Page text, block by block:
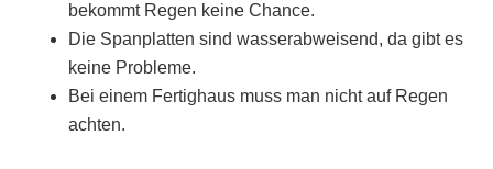
bekommt Regen keine Chance.
Die Spanplatten sind wasserabweisend, da gibt es
keine Probleme.
Bei einem Fertighaus muss man nicht auf Regen
achten.